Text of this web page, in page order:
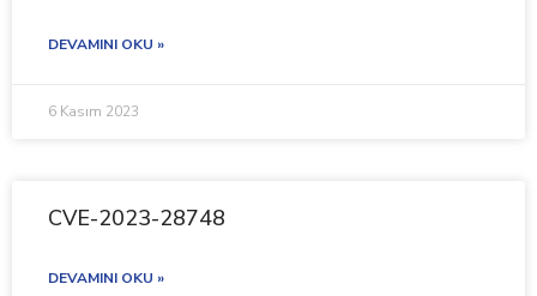
DEVAMINI OKU »
6 Kasım 2023
CVE-2023-28748
DEVAMINI OKU »